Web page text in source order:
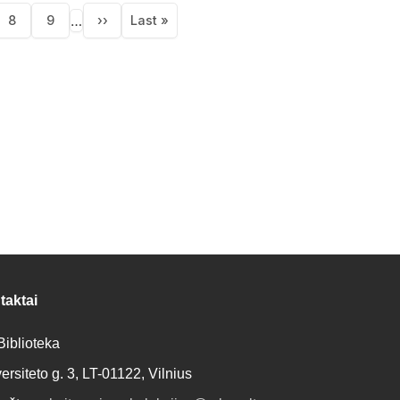
Puslapis
8
Puslapis
9 … ››
Last
Last »
g. 3, LT-01122, Vilnius